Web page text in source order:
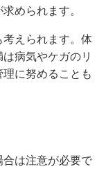
められます。
えられます。体
病気やケガのリ
に努めることも
は注意が必要で